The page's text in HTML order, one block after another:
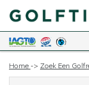
Home -> Zoek Een